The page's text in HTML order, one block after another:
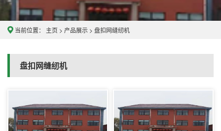
当前位置： 主页 > 产品展示 > 盘扣网缝纫机
盘扣网缝纫机